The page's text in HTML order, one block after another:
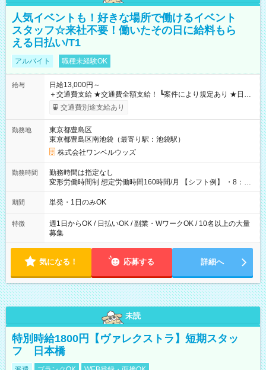
人気イベントも！好きな場所で働けるイベント
スタッフ☆来社不要！働いたその日に給料もら
える日払い/T1
アルバイト 職種未経験OK
給与
日給13,000円～
＋交通費支給 ★交通費全額支給！ ┗案件により規定あり ★日払
いOK！（規定あり） ┗働いたその日に現金GET♪ お仕事後はコ
ンビニATMから 日払い分を引き落とせます！ 【試用期間】試
交通費別途支給あり
勤務地
東京都豊島区
東京都豊島区南池袋（最寄り駅：池袋駅）
株式会社ワンベルウッズ
勤務時間
勤務時間は指定なし
変形労働時間制 想定労働時間160時間/月 【シフト例】 ・8：00
～21：00
期間 単発・1日のみOK
特徴
週1日からOK / 日払いOK / 副業・WワークOK / 10名以上の大量
募集
気になる！ 応募する 詳細へ
未読
特別時給1800円【ヴァレクストラ】短期スタッ
フ 日本橋